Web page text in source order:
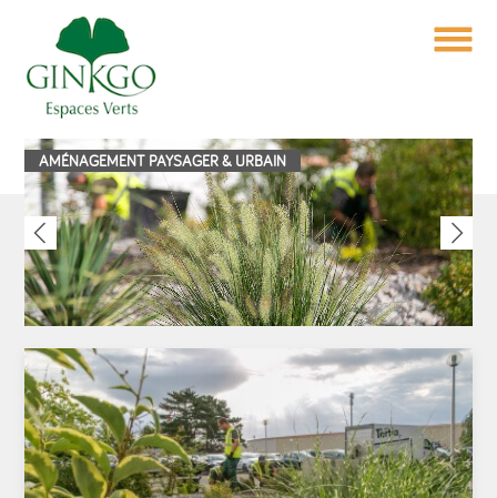
AMÉNAGEMENT PAYSAGER & URBAIN